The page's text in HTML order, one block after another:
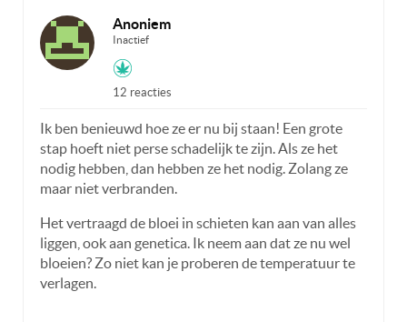
Anoniem
Inactief
12 reacties
Ik ben benieuwd hoe ze er nu bij staan! Een grote
stap hoeft niet perse schadelijk te zijn. Als ze het
nodig hebben, dan hebben ze het nodig. Zolang ze
maar niet verbranden.
Het vertraagd de bloei in schieten kan aan van alles
liggen, ook aan genetica. Ik neem aan dat ze nu wel
bloeien? Zo niet kan je proberen de temperatuur te
verlagen.